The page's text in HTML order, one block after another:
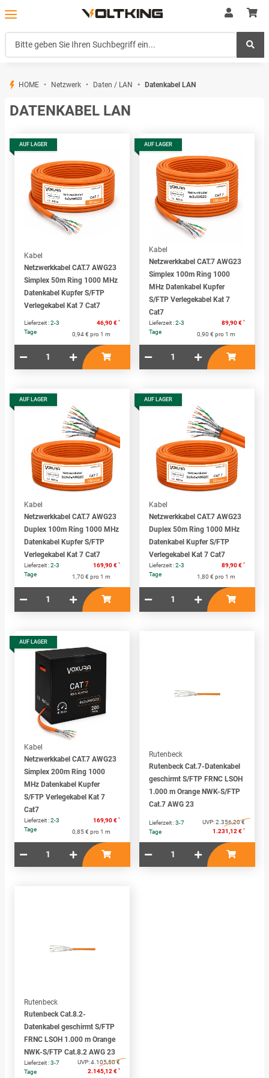
HOME Netzwerk Daten / LAN Datenkabel LAN
DATENKABEL LAN
AUF LAGER
Kabel
Netzwerkkabel CAT.7 AWG23
Simplex 50m Ring 1000 MHz
Datenkabel Kupfer S/FTP
Verlegekabel Kat 7 Cat7
Lieferzeit :2-3
Tage
46,90 € *
0,94 € pro 1 m
AUF LAGER
Kabel
Netzwerkkabel CAT.7 AWG23
Simplex 100m Ring 1000
MHz Datenkabel Kupfer
S/FTP Verlegekabel Kat 7
Cat7
Lieferzeit :2-3
Tage
89,90 € *
0,90 € pro 1 m
AUF LAGER
Kabel
Netzwerkkabel CAT.7 AWG23
Duplex 100m Ring 1000 MHz
Datenkabel Kupfer S/FTP
Verlegekabel Kat 7 Cat7
Lieferzeit :2-3
Tage
169,90 € *
1,70 € pro 1 m
AUF LAGER
Kabel
Netzwerkkabel CAT.7 AWG23
Duplex 50m Ring 1000 MHz
Datenkabel Kupfer S/FTP
Verlegekabel Kat 7 Cat7
Lieferzeit :2-3
Tage
89,90 € *
1,80 € pro 1 m
AUF LAGER
Kabel
Netzwerkkabel CAT.7 AWG23
Simplex 200m Ring 1000
MHz Datenkabel Kupfer
S/FTP Verlegekabel Kat 7
Cat7
Lieferzeit :2-3
Tage
169,90 € *
0,85 € pro 1 m
Rutenbeck
Rutenbeck Cat.7-Datenkabel
geschirmt S/FTP FRNC LSOH
1.000 m Orange NWK-S/FTP
Cat.7 AWG 23
Lieferzeit :3-7
Tage
UVP:2.356,20 €
1.231,12 € *
Rutenbeck
Rutenbeck Cat.8.2-
Datenkabel geschirmt S/FTP
FRNC LSOH 1.000 m Orange
NWK-S/FTP Cat.8.2 AWG 23
Lieferzeit :3-7
Tage
UVP:4.105,50 €
2.145,12 € *